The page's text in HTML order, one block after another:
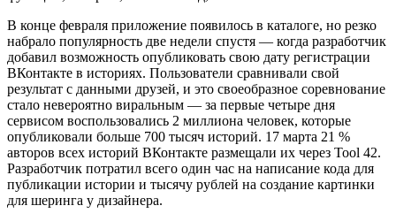
В конце февраля приложение появилось в каталоге, но резко
набрало популярность две недели спустя — когда разработчик
добавил возможность опубликовать свою дату регистрации
ВКонтакте в историях. Пользователи сравнивали свой
результат с данными друзей, и это своеобразное соревнование
стало невероятно виральным — за первые четыре дня
сервисом воспользовались 2 миллиона человек, которые
опубликовали больше 700 тысяч историй. 17 марта 21 %
авторов всех историй ВКонтакте размещали их через Tool 42.
Разработчик потратил всего один час на написание кода для
публикации истории и тысячу рублей на создание картинки
для шеринга у дизайнера.